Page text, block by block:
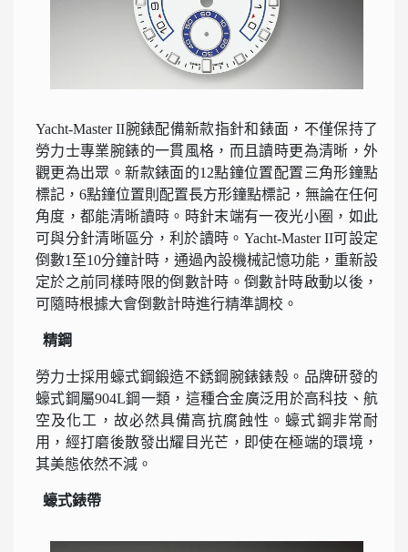
Yacht-Master II腕錶配備新款指針和錶面，不僅保持了
勞力士專業腕錶的一貫風格，而且讀時更為清晰，外
觀更為出眾。新款錶面的12點鐘位置配置三角形鐘點
標記，6點鐘位置則配置長方形鐘點標記，無論在任何
角度，都能清晰讀時。時針末端有一夜光小圈，如此
可與分針清晰區分，利於讀時。Yacht-Master II可設定
倒數1至10分鐘計時，通過內設機械記憶功能，重新設
定於之前同樣時限的倒數計時。倒數計時啟動以後，
可隨時根據大會倒數計時進行精準調校。
精鋼
勞力士採用蠔式鋼鍛造不銹鋼腕錶錶殼。品牌研發的
蠔式鋼屬904L鋼一類，這種合金廣泛用於高科技、航
空及化工，故必然具備高抗腐蝕性。蠔式鋼非常耐
用，經打磨後散發出耀目光芒，即使在極端的環境，
其美態依然不減。
蠔式錶帶